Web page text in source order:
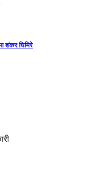
शंकर घिमिरे